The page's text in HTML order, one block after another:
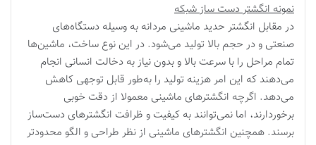
نمونه انگشتر دست ساز شبکه
در مقابل انگشتر حدید ماشینی مردانه به وسیله دستگاه‌های
صنعتی و در حجم بالا تولید می‌شود. در این نوع ساخت، ماشین‌ها
تمام مراحل را با سرعت بالا و بدون نیاز به دخالت انسانی انجام
می‌دهند که این امر هزینه تولید را به‌طور قابل توجهی کاهش
می‌دهد. اگرچه انگشترهای ماشینی معمولا از دقت خوبی
برخوردارند، اما نمی‌توانند به کیفیت و ظرافت انگشترهای دست‌ساز
برسند. همچنین انگشترهای ماشینی از نظر طراحی و الگو محدودتر